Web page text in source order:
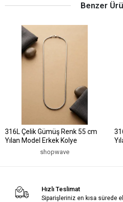
Benzer
316L Çelik Gümüş Renk 55 cm
Yılan Model Erkek Kolye
shopwave
Hızlı Teslimat
Siparişleriniz en kısa sürede